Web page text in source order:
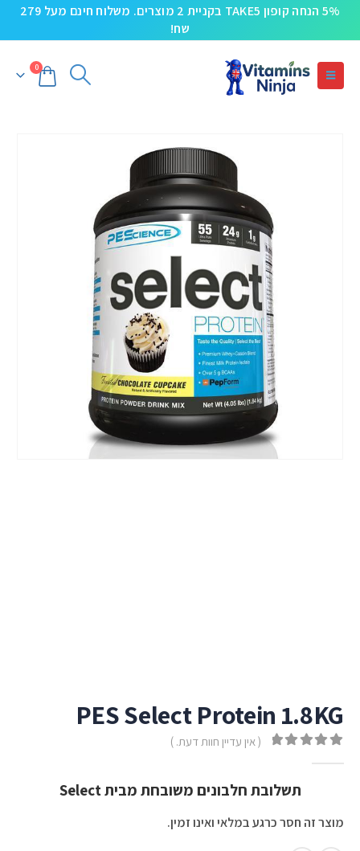
5% הנחה קופון TAKE5 בקניית 2 מוצרים. משלוח חינם מעל 279
שח!
0
PES Select Protein 1.8KG
( אין עדיין חוות דעת. )
תשלובת חלבונים משובחת מבית Select
מוצר זה חסר כרגע במלאי ואינו זמין.